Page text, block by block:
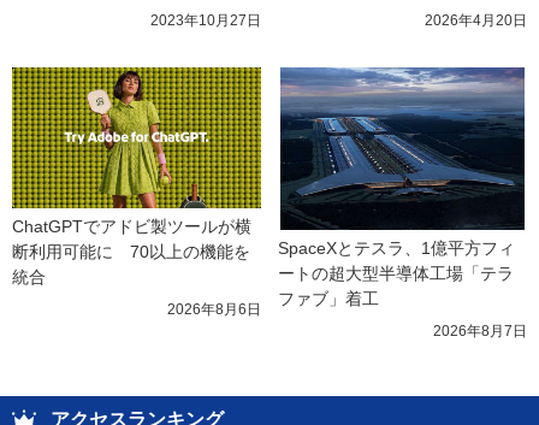
2023年10月27日 2026年4月20日
ChatGPTでアドビ製ツールが横
断利用可能に　70以上の機能を
統合
2026年8月6日
SpaceXとテスラ、1億平方フィ
ートの超大型半導体工場「テラ
ファブ」着工
2026年8月7日
アクセスランキング